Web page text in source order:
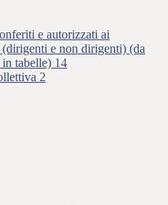
e autorizzati ai
e non dirigenti) (da
tabelle) 14
2